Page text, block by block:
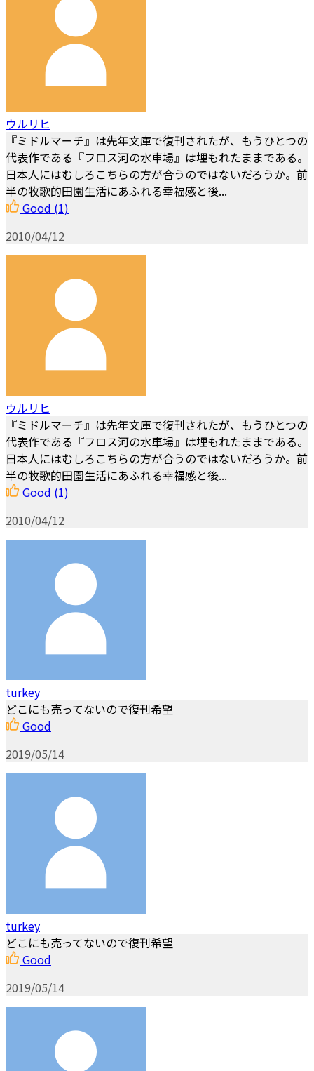
ウルリヒ
『ミドルマーチ』は先年文庫で復刊されたが、もうひとつの
代表作である『フロス河の水車場』は埋もれたままである。
日本人にはむしろこちらの方が合うのではないだろうか。前
半の牧歌的田園生活にあふれる幸福感と後...
Good (1)
2010/04/12
ウルリヒ
『ミドルマーチ』は先年文庫で復刊されたが、もうひとつの
代表作である『フロス河の水車場』は埋もれたままである。
日本人にはむしろこちらの方が合うのではないだろうか。前
半の牧歌的田園生活にあふれる幸福感と後...
Good (1)
2010/04/12
turkey
どこにも売ってないので復刊希望
Good
2019/05/14
turkey
どこにも売ってないので復刊希望
Good
2019/05/14